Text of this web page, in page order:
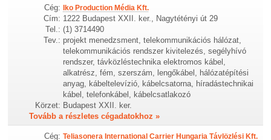
Cég: Iko Production Média Kft.
Cím: 1222 Budapest XXII. ker., Nagytétényi út 29
Tel.: (1) 3714490
Tev.: projekt menedzsment, telekommunikációs hálózat,
telekommunikációs rendszer kivitelezés, segélyhívó
rendszer, távközléstechnika elektromos kábel,
alkatrész, fém, szerszám, lengőkábel, hálózatépítési
anyag, kábeltelevízió, kábelcsatorna, híradástechnikai
kábel, telefonkábel, kábelcsatlakozó
Körzet: Budapest XXII. ker.
Tovább a részletes cégadatokhoz »
Cég: Teliasonera International Carrier Hungaria Távlözlési Kft.